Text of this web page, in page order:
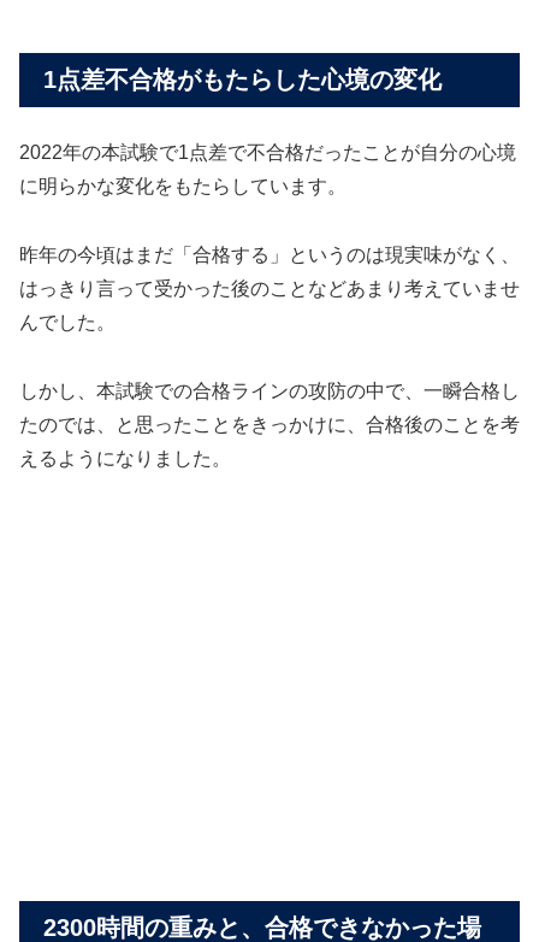
1点差不合格がもたらした心境の変化
2022年の本試験で1点差で不合格だったことが自分の心境
に明らかな変化をもたらしています。
昨年の今頃はまだ「合格する」というのは現実味がなく、
はっきり言って受かった後のことなどあまり考えていませ
んでした。
しかし、本試験での合格ラインの攻防の中で、一瞬合格し
たのでは、と思ったことをきっかけに、合格後のことを考
えるようになりました。
2300時間の重みと、合格できなかった場